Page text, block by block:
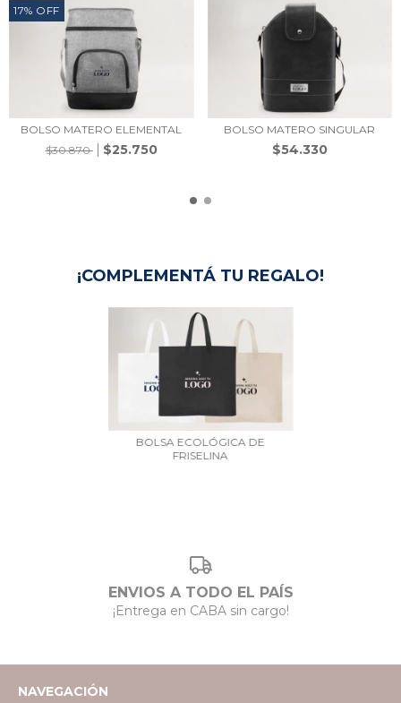
17% OFF
BOLSO MATERO ELEMENTAL
$30.870
$25.750
BOLSO MATERO SINGULAR
$54.330
¡COMPLEMENTÁ TU REGALO!
BOLSA ECOLÓGICA DE
FRISELINA
ENVIOS A TODO EL PAÍS
¡Entrega en CABA sin cargo!
NAVEGACIÓN